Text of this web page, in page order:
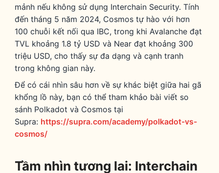
mảnh nếu không sử dụng Interchain Security. Tính
đến tháng 5 năm 2024, Cosmos tự hào với hơn
100 chuỗi kết nối qua IBC, trong khi Avalanche đạt
TVL khoảng 1.8 tỷ USD và Near đạt khoảng 300
triệu USD, cho thấy sự đa dạng và cạnh tranh
trong không gian này.
Để có cái nhìn sâu hơn về sự khác biệt giữa hai gã
khổng lồ này, bạn có thể tham khảo bài viết so
sánh Polkadot và Cosmos tại
Supra: https://supra.com/academy/polkadot-vs-
cosmos/
Tầm nhìn tương lai: Interchain